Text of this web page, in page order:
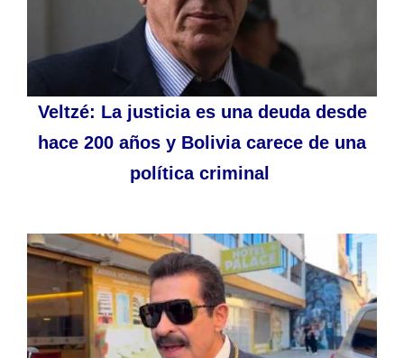
Veltzé: La justicia es una deuda desde
hace 200 años y Bolivia carece de una
política criminal